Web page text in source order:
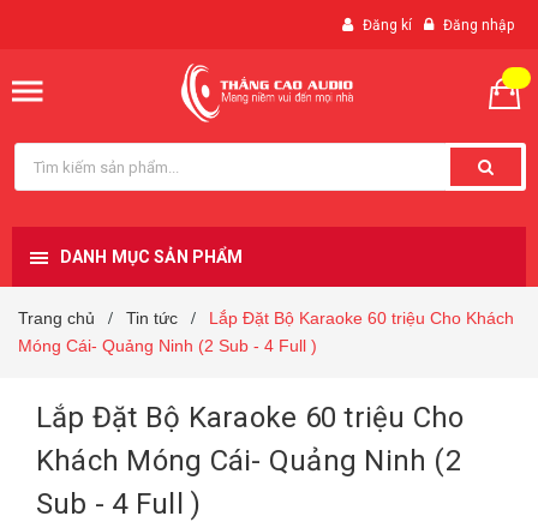
Đăng kí Đăng nhập
DANH MỤC SẢN PHẨM
Trang chủ / Tin tức /
Lắp Đặt Bộ Karaoke 60 triệu Cho Khách
Móng Cái- Quảng Ninh (2 Sub - 4 Full )
Lắp Đặt Bộ Karaoke 60 triệu Cho
Khách Móng Cái- Quảng Ninh (2
Sub - 4 Full )